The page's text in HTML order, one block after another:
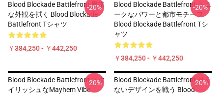
Blood Blockade Battlefront 異常
な外観を拭く Blood Blockade
Battlefront Tシャツ
￥384,250 - ￥442,250
-20%
Blood Blockade Battlefront ユニ
ークなパワーと都市モチーフ
Blood Blockade Battlefront Tシ
ャツ
￥384,250 - ￥442,250
-20%
Blood Blockade Battlefront スタ
イリッシュなMayhem Vibe
-20%
Blood Blockade Battlefront 見え
ないデザインを戦う Blood
-20%